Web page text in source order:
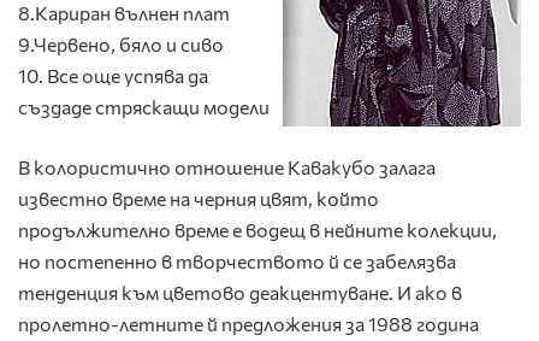
8.Кариран вълнен плат
9.Червено, бяло и сиво
10. Все още успява да
създаде стряскащи модели
В колористично отношение Кавакубо залага
известно време на черния цвят, който
продължително време е водещ в нейните колекции,
но постепенно в творчеството й се забелязва
тенденция към цветово деакцентуване. И ако в
пролетно-летните й предложения за 1988 година